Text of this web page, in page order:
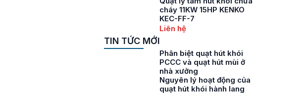
cháy 11KW 15HP KENKO
KEC-FF-7
Liên hệ
TIN TỨC MỚI
Phân biệt quạt hút khói
PCCC và quạt hút mùi ở
nhà xưởng
Nguyên lý hoạt động của
quạt hút khói hành lang